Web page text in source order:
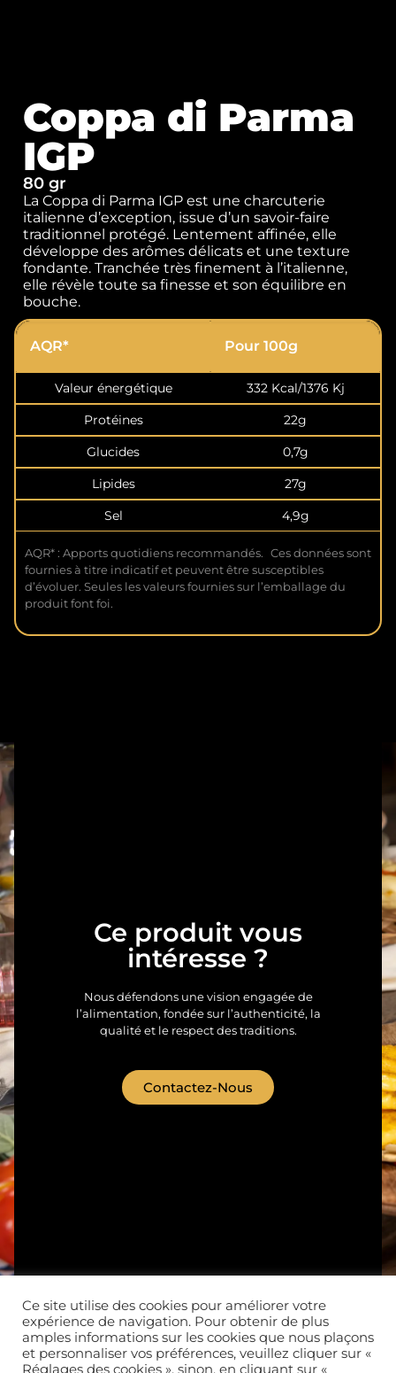
Coppa di Parma
IGP
80 gr
La Coppa di Parma IGP est une charcuterie
italienne d’exception, issue d’un savoir-faire
traditionnel protégé. Lentement affinée, elle
développe des arômes délicats et une texture
fondante. Tranchée très finement à l’italienne,
elle révèle toute sa finesse et son équilibre en
bouche.
AQR* Pour 100g
Valeur énergétique
332 Kcal/1376 Kj
Protéines
22g
Glucides
0,7g
Lipides
27g
Sel
4,9g
AQR* : Apports quotidiens recommandés. Ces données sont
fournies à titre indicatif et peuvent être susceptibles
d’évoluer. Seules les valeurs fournies sur l’emballage du
produit font foi.
Ce produit vous
intéresse ?
Nous défendons une vision engagée de
l’alimentation, fondée sur l’authenticité, la
qualité et le respect des traditions.
Contactez-Nous
Nos produits Qui sommes-nous ?
Ce site utilise des cookies pour améliorer votre
expérience de navigation. Pour obtenir de plus
amples informations sur les cookies que nous plaçons
et personnaliser vos préférences, veuillez cliquer sur «
Réglages des cookies », sinon, en cliquant sur «